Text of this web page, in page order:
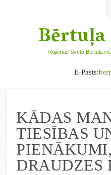
Rūjienas Svētā Bērtuļa
E-Pasts:
KĀDAS
TIESĪBAS
DRAUDZES